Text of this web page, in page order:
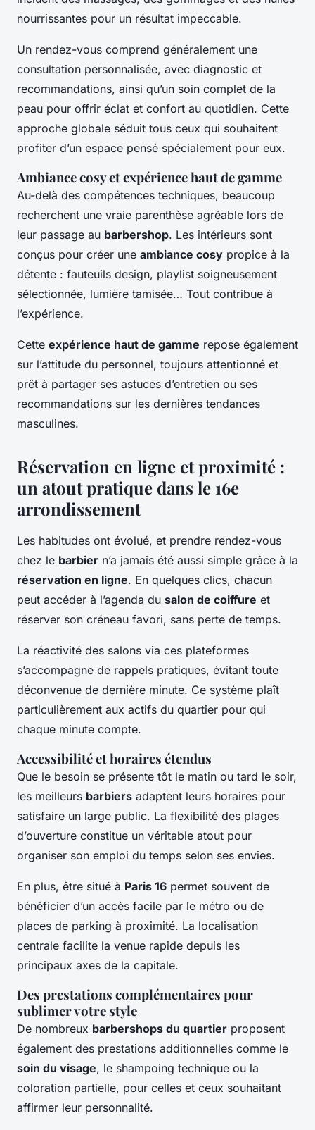
nourrissantes pour un résultat impeccable.
Un rendez-vous comprend généralement une
consultation personnalisée, avec diagnostic et
recommandations, ainsi qu’un soin complet de la
peau pour offrir éclat et confort au quotidien. Cette
approche globale séduit tous ceux qui souhaitent
profiter d’un espace pensé spécialement pour eux.
Ambiance cosy et expérience haut de gamme
Au-delà des compétences techniques, beaucoup
recherchent une vraie parenthèse agréable lors de
leur passage au barbershop. Les intérieurs sont
conçus pour créer une ambiance cosy propice à la
détente : fauteuils design, playlist soigneusement
sélectionnée, lumière tamisée… Tout contribue à
l’expérience.
Cette expérience haut de gamme repose également
sur l’attitude du personnel, toujours attentionné et
prêt à partager ses astuces d’entretien ou ses
recommandations sur les dernières tendances
masculines.
Réservation en ligne et proximité :
un atout pratique dans le 16e
arrondissement
Les habitudes ont évolué, et prendre rendez-vous
chez le barbier n’a jamais été aussi simple grâce à la
réservation en ligne. En quelques clics, chacun
peut accéder à l’agenda du salon de coiffure et
réserver son créneau favori, sans perte de temps.
La réactivité des salons via ces plateformes
s’accompagne de rappels pratiques, évitant toute
déconvenue de dernière minute. Ce système plaît
particulièrement aux actifs du quartier pour qui
chaque minute compte.
Accessibilité et horaires étendus
Que le besoin se présente tôt le matin ou tard le soir,
les meilleurs barbiers adaptent leurs horaires pour
satisfaire un large public. La flexibilité des plages
d’ouverture constitue un véritable atout pour
organiser son emploi du temps selon ses envies.
En plus, être situé à Paris 16 permet souvent de
bénéficier d’un accès facile par le métro ou de
places de parking à proximité. La localisation
centrale facilite la venue rapide depuis les
principaux axes de la capitale.
Des prestations complémentaires pour
sublimer votre style
De nombreux barbershops du quartier proposent
également des prestations additionnelles comme le
soin du visage, le shampoing technique ou la
coloration partielle, pour celles et ceux souhaitant
affirmer leur personnalité.